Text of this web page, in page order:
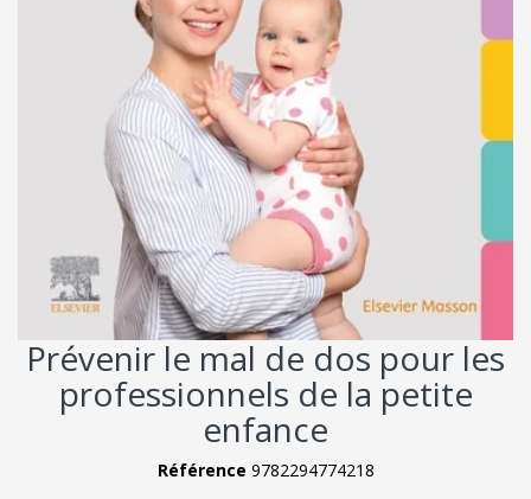
Prévenir le mal de dos pour les
professionnels de la petite
enfance
Référence 9782294774218